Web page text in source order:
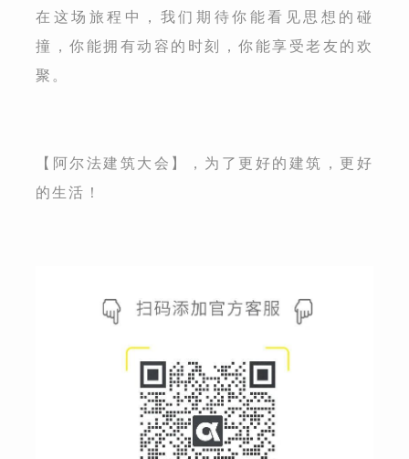
在这场旅程中，我们期待你能看见思想的碰
撞，你能拥有动容的时刻，你能享受老友的欢
聚。
【阿尔法建筑大会】，为了更好的建筑，更好
的生活！